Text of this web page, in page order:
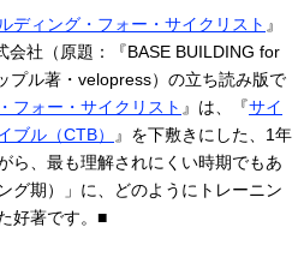
ディング・フォー・サイクリスト 』
会社（原題：『BASE BUILDING for
プル著・velopress）の立ち読み版で
フォー・サイクリスト 』は、『サイ
ブル（CTB）
』を下敷きにした、1年
ら、最も理解されにくい時期でもあ
グ期）」に、どのようにトレーニン
好著です。■